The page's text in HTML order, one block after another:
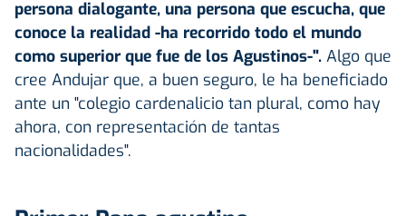
persona dialogante, una persona que escucha, que
conoce la realidad -ha recorrido todo el mundo
como superior que fue de los Agustinos-". Algo que
cree Andujar que, a buen seguro, le ha beneficiado
ante un "colegio cardenalicio tan plural, como hay
ahora, con representación de tantas
nacionalidades".